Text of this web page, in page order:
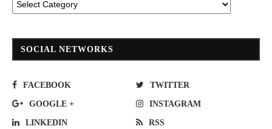
SOCIAL NETWORKS
FACEBOOK TWITTER
GOOGLE + INSTAGRAM
LINKEDIN RSS